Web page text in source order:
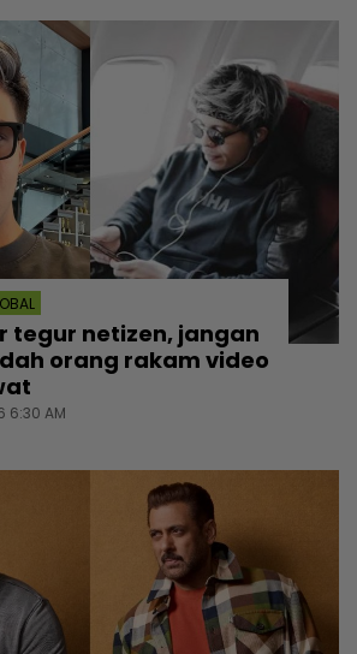
tegur netizen, jangan
orang rakam video
6:30 AM